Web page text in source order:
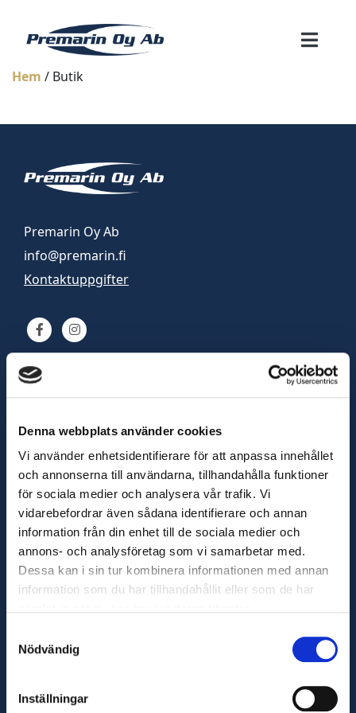
Denna webbplats använder cookies
Vi använder enhetsidentifierare för att anpassa innehållet
och annonserna till användarna, tillhandahålla funktioner
för sociala medier och analysera vår trafik. Vi
vidarebefordrar även sådana identifierare och annan
information från din enhet till de sociala medier och
annons- och analysföretag som vi samarbetar med.
Dessa kan i sin tur kombinera informationen med annan
information som du har tillhandahållit eller som de har
Nödvändig
Inställningar
Hem / Butik
Premarin Oy Ab
info@premarin.fi
Kontaktuppgifter
Båtförsäljning
Båtbutikens öppettider
må-fre 9-16
lö 10-13
Båtvisningar enling överenskommelse